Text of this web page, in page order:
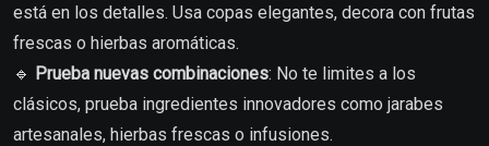
está en los detalles. Usa copas elegantes, decora con frutas
frescas o hierbas aromáticas.
🔹 Prueba nuevas combinaciones: No te limites a los
clásicos, prueba ingredientes innovadores como jarabes
artesanales, hierbas frescas o infusiones.